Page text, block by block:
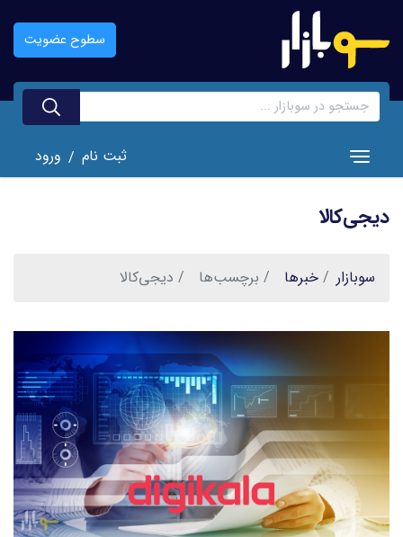
اصلی
سطوح عضویت
Toggle navigation ثبت نام / ورود
دیجی‌کالا
سوبازار خبر‌ها برچسب‌ها دیجی‌کالا